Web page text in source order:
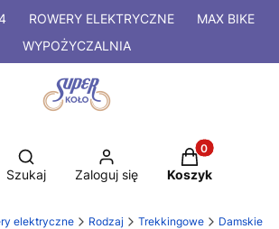
ROWERYELEKTRYCZNE
MAX BIKE
WYPOŻYCZALNIA
Otwórz wyszukiwarkę
Szukaj Zaloguj się
Produkty w
Koszyk
elektryczne Rodzaj Trekkingowe Damskie